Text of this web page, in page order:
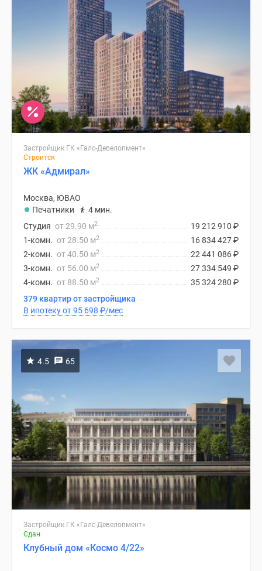
Застройщик ГК «Галс-Девелопмент»
Строится
ЖК «Адмирал»
Москва, ЮВАО
Печатники
4 мин.
19 212 910 ₽
Студия от 29.90 м2
16 834 427₽
1-комн. от 28.50 м2
22 441 086₽
2-комн. от 40.50 м2
27 334 549 ₽
3-комн. от 56.00 м2
35 324 280 ₽
4-комн. от 88.50 м2
379 квартир от застройщика
В ипотеку от 95 698 ₽/мес
4.5 65
Застройщик ГК «Галс-Девелопмент»
Сдан
Клубный дом «Космо 4/22»